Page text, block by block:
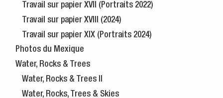
Travail sur papier XVII (Portraits 2022)
Travail sur papier XVIII (2024)
Travail sur papier XIX (Portraits 2024)
Photos du Mexique
Water, Rocks & Trees
Water, Rocks & Trees II
Water, Rocks, Trees & Skies